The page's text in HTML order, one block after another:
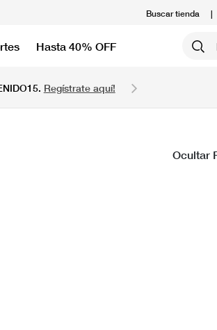
Buscar tienda |
Hasta 40% OFF
Regístrate aquí!
Ocultar